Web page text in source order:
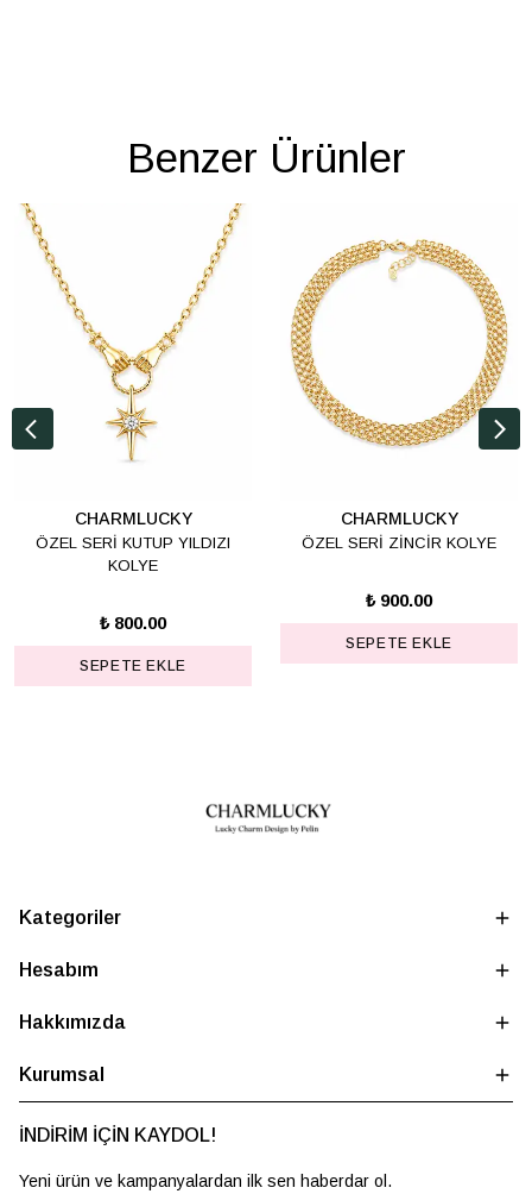
Benzer Ürünler
CHARMLUCKY
ÖZEL SERİ KUTUP YILDIZI
KOLYE
₺ 800.00
SEPETE EKLE
CHARMLUCKY
ÖZEL SERİ ZİNCİR KOLYE
₺ 900.00
SEPETE EKLE
Kategoriler
Hesabım
Hakkımızda
Kurumsal
İNDİRİM İÇİN KAYDOL!
Yeni ürün ve kampanyalardan ilk sen haberdar ol.